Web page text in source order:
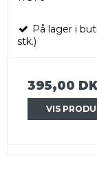
På lager i
stk.)
395,00
VIS